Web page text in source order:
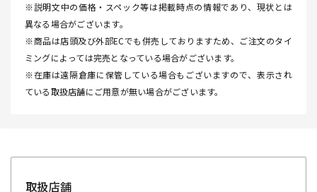
※説明文中の価格・スペック等は掲載時点の情報であり、現状とは
異なる場合がございます。
※商品は店頭及び外部ECでも併売しておりますため、ご注文のタイ
ミングによっては完売となっている場合がございます。
※在庫は遠隔倉庫に保管している場合もございますので、表示され
ている取扱店舗にご用意が無い場合がございます。
取扱店舗